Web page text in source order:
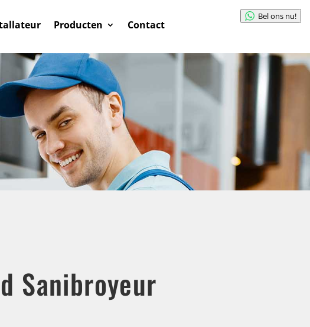
Producten Contact
Sanibroyeur
Bel ons nu!